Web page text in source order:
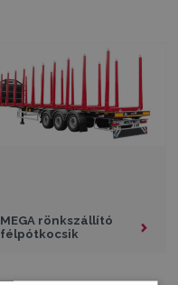
MEGA rönkszállító
félpótkocsik